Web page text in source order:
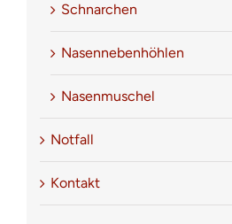
Schnarchen
Nasennebenhöhlen
Nasenmuschel
Notfall
Kontakt